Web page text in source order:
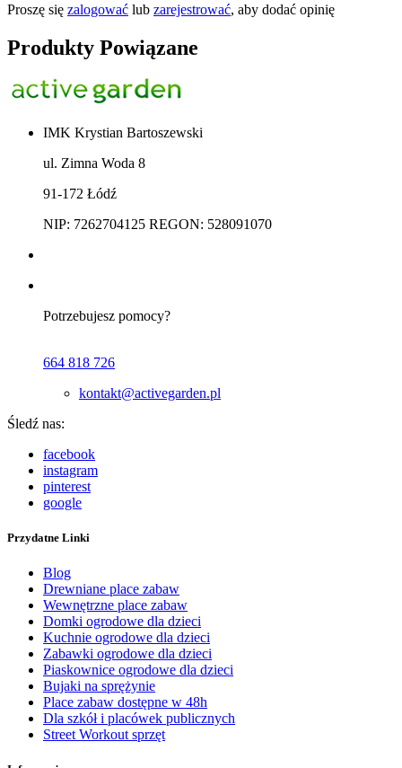
Proszę się zalogować lub zarejestrować, aby dodać opinię
Produkty Powiązane
IMK Krystian Bartoszewski
ul. Zimna Woda 8
91-172 Łódź
NIP: 7262704125 REGON: 528091070
Potrzebujesz pomocy?
664 818 726
kontakt@activegarden.pl
Śledź nas:
facebook
instagram
pinterest
google
Przydatne Linki
Blog
Drewniane place zabaw
Wewnętrzne place zabaw
Domki ogrodowe dla dzieci
Kuchnie ogrodowe dla dzieci
Zabawki ogrodowe dla dzieci
Piaskownice ogrodowe dla dzieci
Bujaki na sprężynie
Place zabaw dostępne w 48h
Dla szkół i placówek publicznych
Street Workout sprzęt